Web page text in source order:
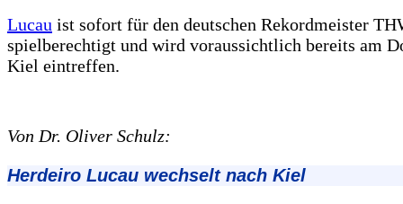
Lucau ist sofort für den deutschen Rekordmeister
spielberechtigt und wird voraussichtlich bereits am
Kiel eintreffen.
Von Dr. Oliver Schulz:
Herdeiro Lucau wechselt nach Kiel